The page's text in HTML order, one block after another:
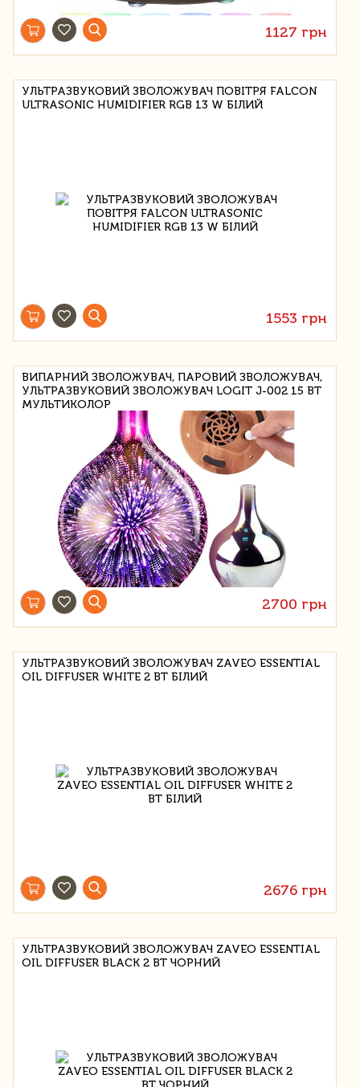
1127 грн
УЛЬТРАЗВУКОВИЙ ЗВОЛОЖУВАЧ ПОВІТРЯ FALCON
ULTRASONIC HUMIDIFIER RGB 13 W БІЛИЙ
1553 грн
ВИПАРНИЙ ЗВОЛОЖУВАЧ, ПАРОВИЙ ЗВОЛОЖУВАЧ,
УЛЬТРАЗВУКОВИЙ ЗВОЛОЖУВАЧ LOGIT J-002 15 ВТ
МУЛЬТИКОЛОР
2700 грн
УЛЬТРАЗВУКОВИЙ ЗВОЛОЖУВАЧ ZAVEO ESSENTIAL
OIL DIFFUSER WHITE 2 ВТ БІЛИЙ
2676 грн
УЛЬТРАЗВУКОВИЙ ЗВОЛОЖУВАЧ ZAVEO ESSENTIAL
OIL DIFFUSER BLACK 2 ВТ ЧОРНИЙ